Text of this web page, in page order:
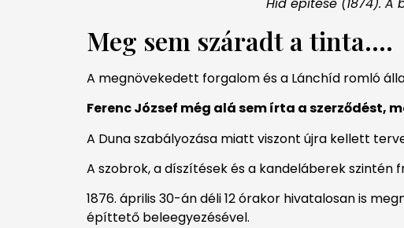
Meg sem száradt a tinta....
A megnövekedett forgalom és a Lánchíd romló
Ferenc József még alá sem írta a szerződést,
A Duna szabályozása miatt viszont újra kellett
A szobrok, a díszítések és a kandeláberek szintén
1876. április 30-án déli 12 órakor hivatalosan is
építtető beleegyezésével.